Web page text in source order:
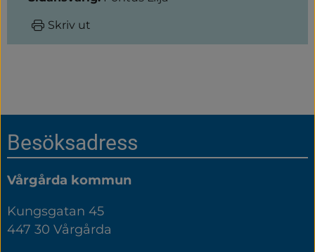
Skriv ut
Sidfot
Besöksadress
Vårgårda kommun
Kungsgatan 45
447 30 Vårgårda